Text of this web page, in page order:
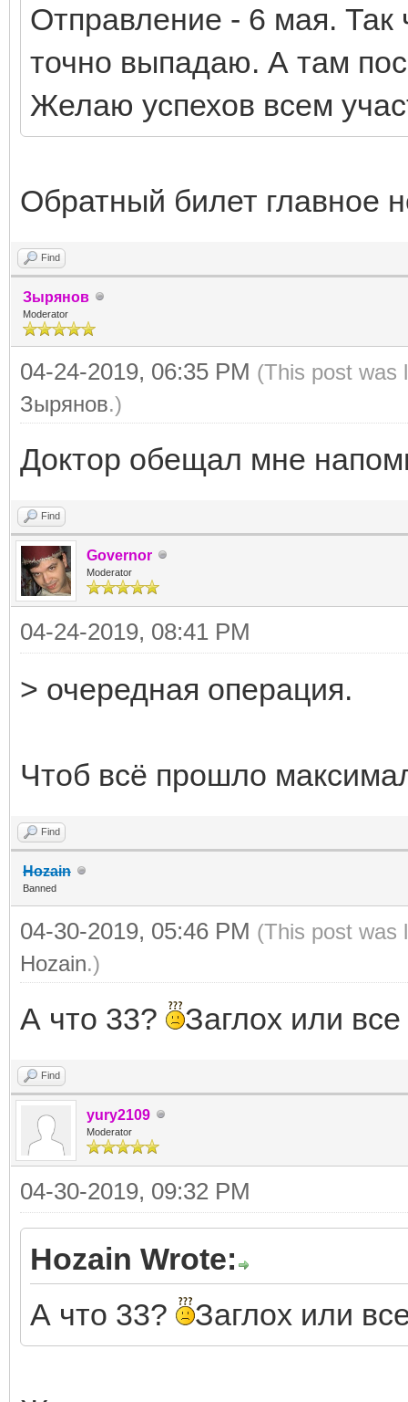
Отправление - 6 мая.
точно выпадаю. А там
Желаю успехов всем
Обратный билет главное
Find
Зырянов
Moderator
04-24-2019, 06:35 PM (This post was
Зырянов.)
Доктор обещал мне
Find
Governor
Moderator
04-24-2019, 08:41 PM
> очередная операция.
Чтоб всё прошло
Find
Hozain
Banned
04-30-2019, 05:46 PM (This post was
Hozain.)
А что 33? Заглох или
Find
yury2109
Moderator
04-30-2019, 09:32 PM
Hozain Wrote:
А что 33?
Заглох или